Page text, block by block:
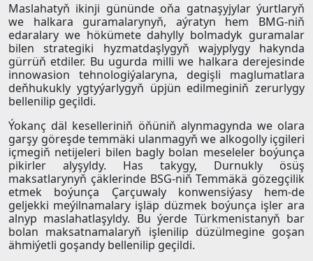
Maslahatyň ikinji gününde oňa gatnaşyjylar ýurtlaryň
we halkara guramalarynyň, aýratyn hem BMG-niň
edaralary we hökümete dahylly bolmadyk guramalar
bilen strategiki hyzmatdaşlygyň wajyplygy hakynda
gürrüň etdiler. Bu ugurda milli we halkara derejesinde
innowasion tehnologiýalaryna, degişli maglumatlara
deňhukukly ygtyýarlygyň üpjün edilmeginiň zerurlygy
bellenilip geçildi.
Ýokanç däl keselleriniň öňüniň alynmagynda we olara
garşy göreşde temmäki ulanmagyň we alkogolly içgileri
içmegiň netijeleri bilen bagly bolan meseleler boýunça
pikirler alyşyldy. Has takygy, Durnukly ösüş
maksatlarynyň çäklerinde BSG-niň Temmäkä gözegçilik
etmek boýunça Çarçuwaly konwensiýasy hem-de
geljekki meýilnamalary işläp düzmek boýunça işler ara
alnyp maslahatlaşyldy. Bu ýerde Türkmenistanyň bar
bolan maksatnamalaryň işlenilip düzülmegine goşan
ähmiýetli goşandy bellenilip geçildi.